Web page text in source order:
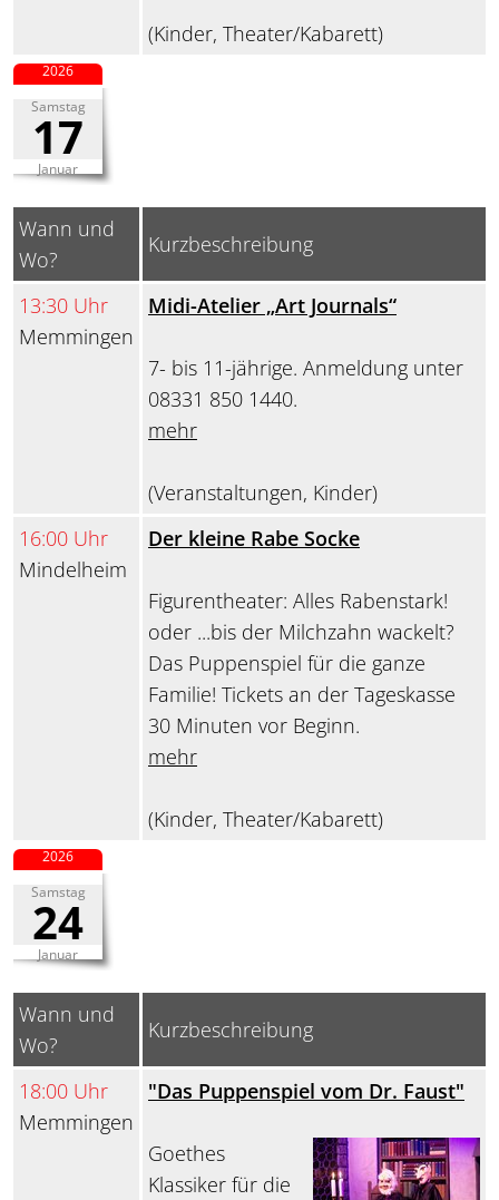
(Kinder, Theater/Kabarett)
Samstag
17
Januar
2026
Wann und
Wo?
Kurzbeschreibung
13:30 Uhr
Memmingen
Midi-Atelier „Art Journals“
7- bis 11-jährige. Anmeldung unter
08331 850 1440.
mehr
(Veranstaltungen, Kinder)
16:00 Uhr
Mindelheim
Der kleine Rabe Socke
Figurentheater: Alles Rabenstark!
oder ...bis der Milchzahn wackelt?
Das Puppenspiel für die ganze
Familie! Tickets an der Tageskasse
30 Minuten vor Beginn.
mehr
(Kinder, Theater/Kabarett)
Samstag
24
Januar
2026
Wann und
Wo?
Kurzbeschreibung
18:00 Uhr
Memmingen
"Das Puppenspiel vom Dr. Faust"
Goethes
Klassiker für die